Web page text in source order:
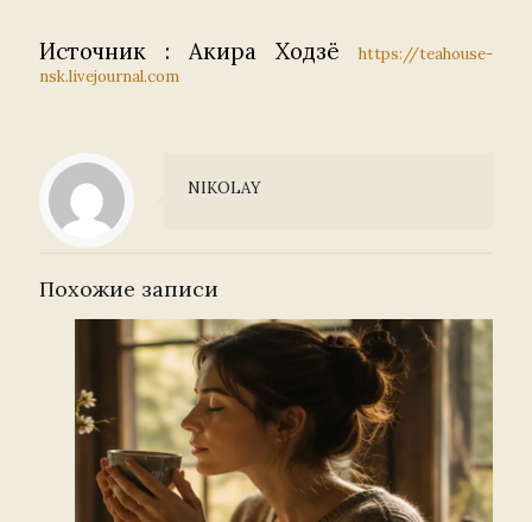
Источник : Акира Ходзё
https://teahouse-
nsk.livejournal.com
NIKOLAY
Похожие записи